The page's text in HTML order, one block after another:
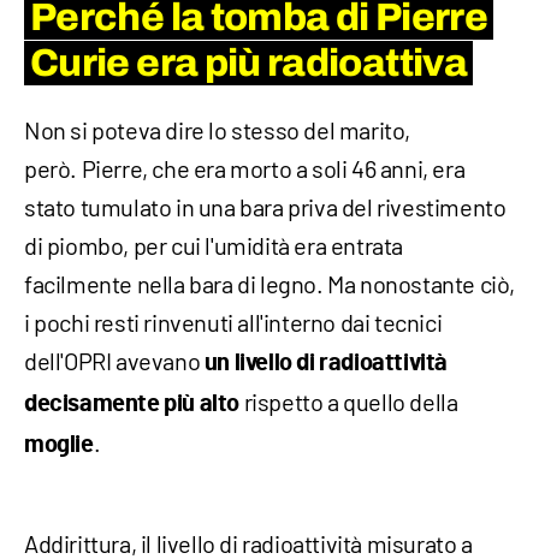
Perché la tomba di Pierre
Curie era più radioattiva
Non si poteva dire lo stesso del marito,
però. Pierre, che era morto a soli 46 anni, era
stato tumulato in una bara priva del rivestimento
di piombo, per cui l'umidità era entrata
facilmente nella bara di legno. Ma nonostante ciò,
i pochi resti rinvenuti all'interno dai tecnici
dell'OPRI avevano un livello di radioattività
decisamente più alto rispetto a quello della
moglie.
Addirittura, il livello di radioattività misurato a